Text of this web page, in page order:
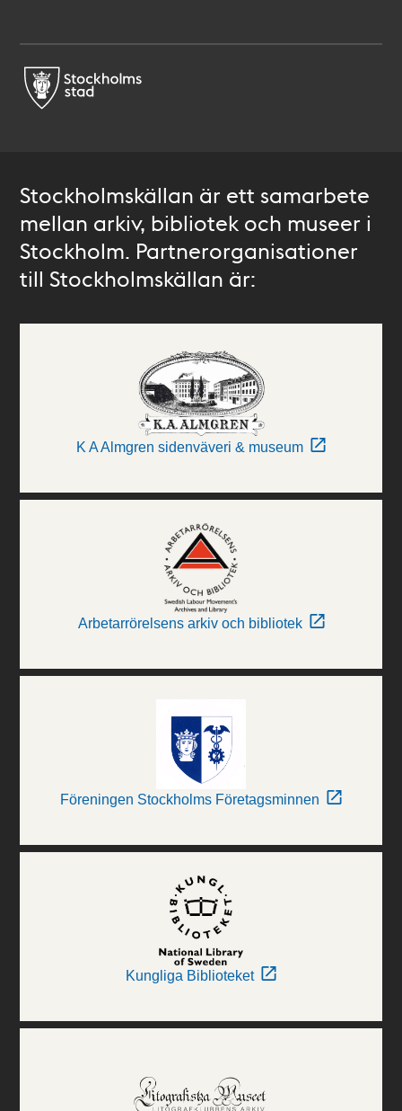
Stockholmskällan är ett samarbete
mellan arkiv, bibliotek och museer i
Stockholm. Partnerorganisationer
till Stockholmskällan är:
K A Almgren sidenväveri & museum
Arbetarrörelsens arkiv och bibliotek
Föreningen Stockholms Företagsminnen
Kungliga Biblioteket